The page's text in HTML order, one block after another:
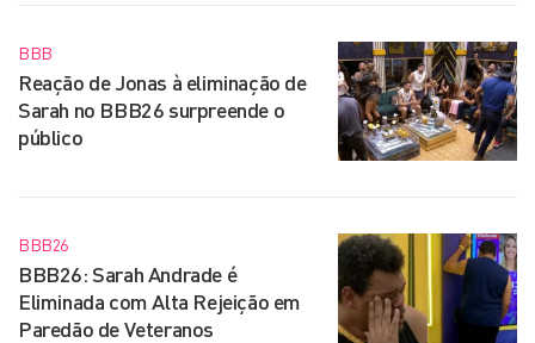
BBB
Reação de Jonas à eliminação de
Sarah no BBB26 surpreende o
público
BBB26
BBB26: Sarah Andrade é
Eliminada com Alta Rejeição em
Paredão de Veteranos